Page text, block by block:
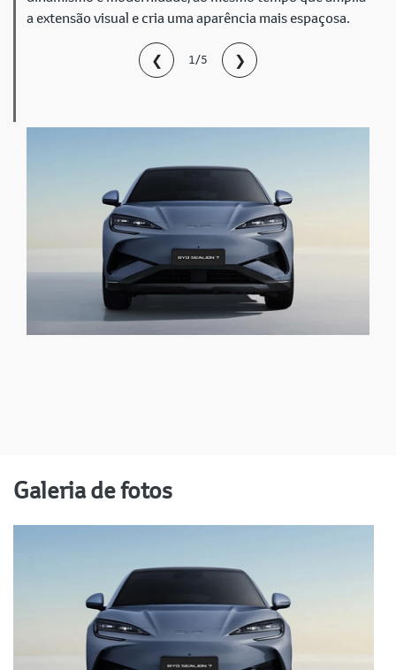
a extensão visual e cria uma aparência mais espaçosa.
❮ 1/5 ❯
Galeria de fotos